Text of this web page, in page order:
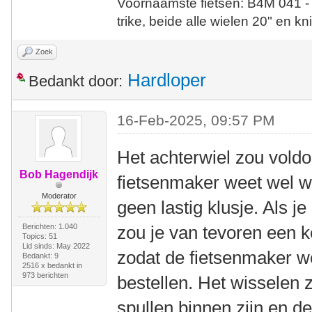
Voornaamste fietsen: B4M
trike, beide alle wielen 20" en
Zoek
Bedankt door: Hardloper
Bob Hagendijk
Moderator
Berichten: 1.040
Topics: 51
Lid sinds: May 2022
Bedankt: 9
2516 x bedankt in
973 berichten
16-Feb-2025, 09:57 PM
Het achterwiel zou
fietsenmaker weet wel
geen lastig klusje. Als
zou je van tevoren een
zodat de fietsenmaker
bestellen. Het wisselen
spullen binnen zijn en